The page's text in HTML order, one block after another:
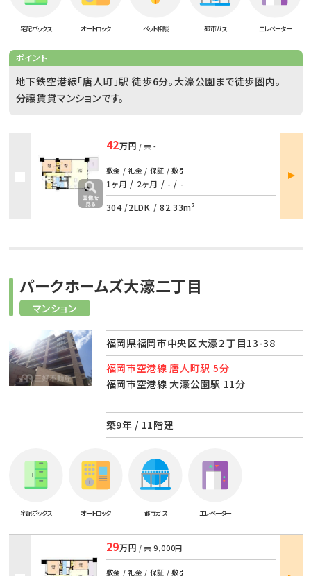
宅配ボックス オートロック ペット相談 都市ガス エレベーター
ポイント
地下鉄空港線「唐人町」駅 徒歩6分。大濠公園まで徒歩圏内。
分譲賃貸マンションです。
42万円 / 共 -
敷金 / 礼金 / 保証 / 敷引
1ヶ月 / 2ヶ月 / - / -
304 /2LDK / 82.33m²
部屋
詳細
マンション
パークホームズ大濠二丁目
福岡県福岡市中央区大濠２丁目13-38
福岡市空港線 唐人町駅 5分
福岡市空港線 大濠公園駅 11分
築9年 / 11階建
宅配ボックス オートロック 都市ガス エレベーター
29万円 / 共 9,000円
敷金 / 礼金 / 保証 / 敷引
部屋